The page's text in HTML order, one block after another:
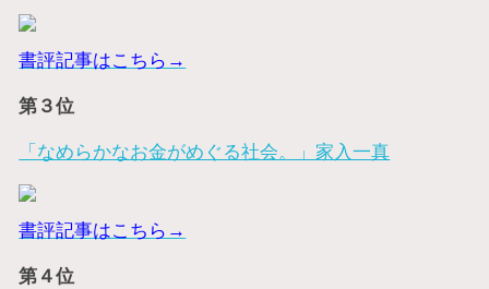
書評記事はこちら→
第３位
「なめらかなお金がめぐる社会。」家入一真
書評記事はこちら→
第４位